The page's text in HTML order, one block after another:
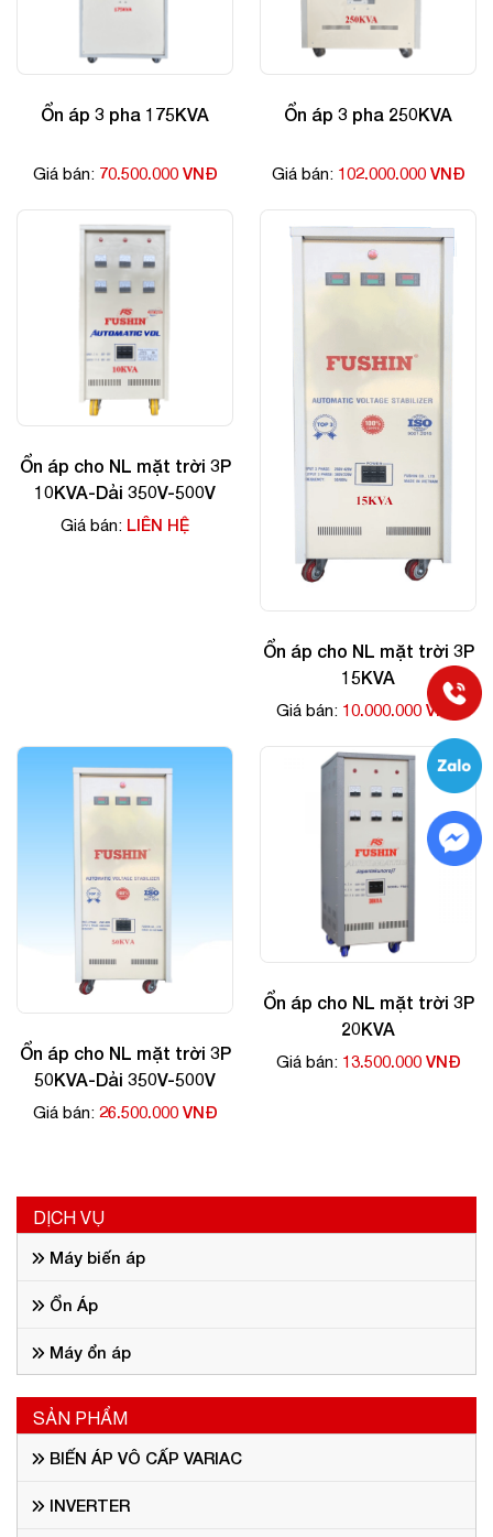
Ổn áp 3 pha 175KVA
Giá bán: 70.500.000 VNĐ
Ổn áp 3 pha 250KVA
Giá bán: 102.000.000 VNĐ
Ổn áp cho NL mặt trời 3P
10KVA-Dải 350V-500V
Giá bán: LIÊN HỆ
Ổn áp cho NL mặt trời 3P
15KVA
Giá bán: 10.000.000 VNĐ
Ổn áp cho NL mặt trời 3P
50KVA-Dải 350V-500V
Giá bán: 26.500.000 VNĐ
Ổn áp cho NL mặt trời 3P
20KVA
Giá bán: 13.500.000 VNĐ
DỊCH VỤ
Máy biến áp
Ổn Áp
Máy ổn áp
SẢN PHẨM
BIẾN ÁP VÔ CẤP VARIAC
INVERTER